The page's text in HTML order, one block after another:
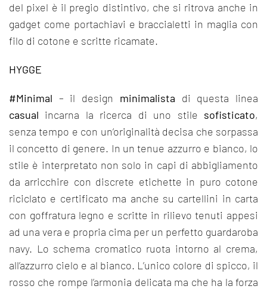
del pixel è il pregio distintivo, che si ritrova anche in
gadget come portachiavi e braccialetti in maglia con
filo di cotone e scritte ricamate.
HYGGE
#Minimal – il design minimalista di questa linea
casual incarna la ricerca di uno stile sofisticato,
senza tempo e con un’originalità decisa che sorpassa
il concetto di genere. In un tenue azzurro e bianco, lo
stile è interpretato non solo in capi di abbigliamento
da arricchire con discrete etichette in puro cotone
riciclato e certificato ma anche su cartellini in carta
con goffratura legno e scritte in rilievo tenuti appesi
ad una vera e propria cima per un perfetto guardaroba
navy. Lo schema cromatico ruota intorno al crema,
all’azzurro cielo e al bianco. L’unico colore di spicco, il
rosso che rompe l’armonia delicata ma che ha la forza